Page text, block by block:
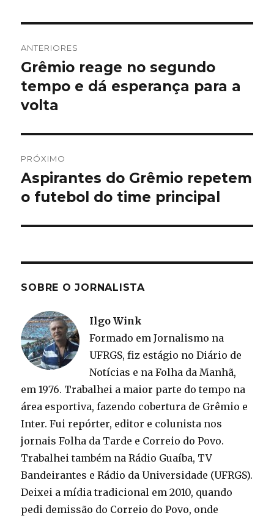
de
Post
ANTERIORES
Post
anterior:
Grêmio reage no segundo
tempo e dá esperança para a
volta
PRÓXIMO
Próximo
post:
Aspirantes do Grêmio repetem
o futebol do time principal
SOBRE O JORNALISTA
Ilgo Wink
Formado em Jornalismo na
UFRGS, fiz estágio no Diário de
Notícias e na Folha da Manhã,
em 1976. Trabalhei a maior parte do tempo na
área esportiva, fazendo cobertura de Grêmio e
Inter. Fui repórter, editor e colunista nos
jornais Folha da Tarde e Correio do Povo.
Trabalhei também na Rádio Guaíba, TV
Bandeirantes e Rádio da Universidade (UFRGS).
Deixei a mídia tradicional em 2010, quando
pedi demissão do Correio do Povo, onde